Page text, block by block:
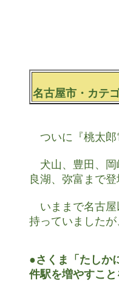
名古屋市・カテ
ついに『桃太郎
犬山、豊田、岡
良湖、弥富まで登
いままで名古屋
持っていましたが
●さくま「たしか
件駅を増やすこと